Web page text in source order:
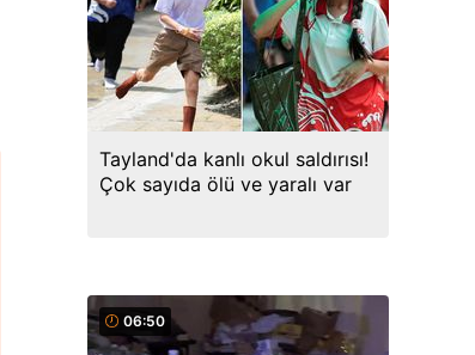
Tayland'da kanlı okul saldırısı!
Çok sayıda ölü ve yaralı var
06:50